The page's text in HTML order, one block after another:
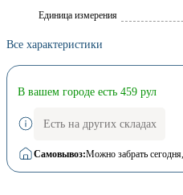
Единица измерения
Все характеристики
В вашем городе есть 459 рул
Есть на других складах
Самовывоз:Можно забрать сегодня